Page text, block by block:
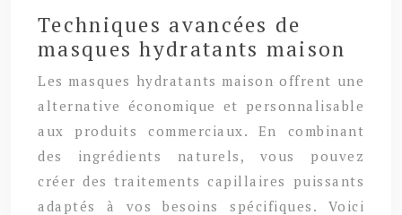
Techniques avancées de
masques hydratants maison
Les masques hydratants maison offrent une
alternative économique et personnalisable
aux produits commerciaux. En combinant
des ingrédients naturels, vous pouvez
créer des traitements capillaires puissants
adaptés à vos besoins spécifiques. Voici